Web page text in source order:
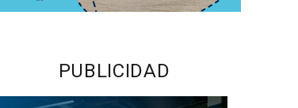
PUBLICIDAD